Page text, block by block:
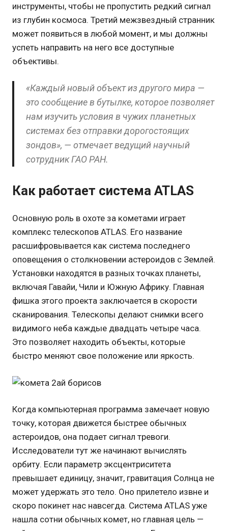
инструменты, чтобы не пропустить редкий сигнал
из глубин космоса. Третий межзвездный странник
может появиться в любой момент, и мы должны
успеть направить на него все доступные
объективы.
«Каждый новый объект из другого мира —
это сообщение в бутылке, которое позволяет
нам изучить условия в чужих планетных
системах без отправки дорогостоящих
зондов», — отмечает ведущий научный
сотрудник ГАО РАН.
Как работает система ATLAS
Основную роль в охоте за кометами играет
комплекс телескопов ATLAS. Его название
расшифровывается как система последнего
оповещения о столкновении астероидов с Землей.
Установки находятся в разных точках планеты,
включая Гавайи, Чили и Южную Африку. Главная
фишка этого проекта заключается в скорости
сканирования. Телескопы делают снимки всего
видимого неба каждые двадцать четыре часа.
Это позволяет находить объекты, которые
быстро меняют свое положение или яркость.
Когда компьютерная программа замечает новую
точку, которая движется быстрее обычных
астероидов, она подает сигнал тревоги.
Исследователи тут же начинают вычислять
орбиту. Если параметр эксцентриситета
превышает единицу, значит, гравитация Солнца не
может удержать это тело. Оно прилетело извне и
скоро покинет нас навсегда. Система ATLAS уже
нашла сотни обычных комет, но главная цель —